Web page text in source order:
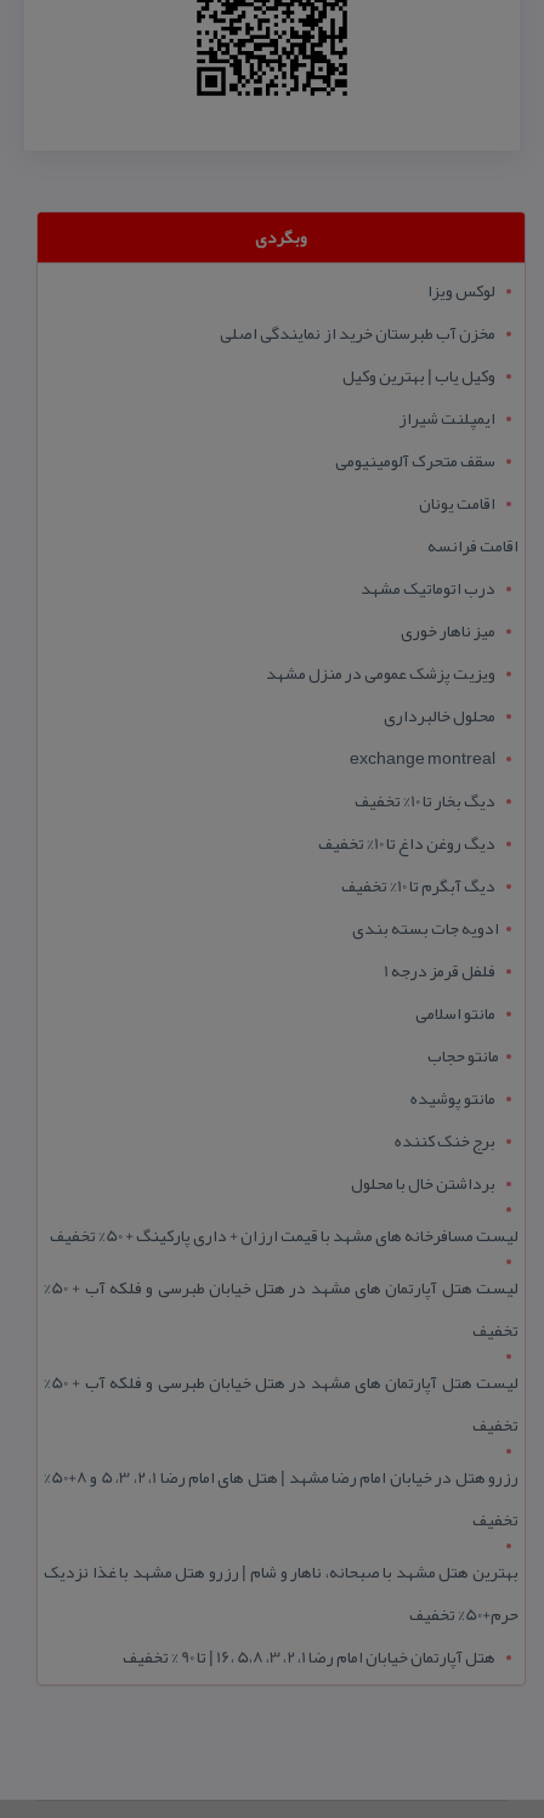
وبگردی
لوکس ویزا
مخزن آب طبرستان خرید از نمایندگی اصلی
وکیل یاب | بهترین وکیل
ایمپلنت شیراز
سقف متحرک آلومینیومی
اقامت یونان
اقامت فرانسه
درب اتوماتیک مشهد
میز ناهار خوری
ویزیت پزشک عمومی در منزل مشهد
محلول خالبرداری
exchange montreal
دیگ بخار تا 10% تخفیف
دیگ روغن داغ تا 10% تخفیف
دیگ آبگرم تا 10% تخفیف
ادویه جات بسته بندی
فلفل قرمز درجه 1
مانتو اسلامی
مانتو حجاب
مانتو پوشیده
برج خنک کننده
برداشتن خال با محلول
لیست مسافرخانه های مشهد با قیمت ارزان + داری پارکینگ + 50% تخفیف
لیست هتل آپارتمان های مشهد در هتل خیابان طبرسی و فلکه آب + 50%
تخفیف
لیست هتل آپارتمان های مشهد در هتل خیابان طبرسی و فلکه آب + 50%
تخفیف
رزرو هتل در خیابان امام رضا مشهد | هتل‌ های امام رضا 1، 2، 3، 5 و 8+50%
تخفیف
بهترین هتل مشهد با صبحانه، ناهار و شام | رزرو هتل مشهد با غذا نزدیک
حرم+50% تخفیف
هتل آپارتمان خیابان امام رضا 1، 2، 3، 5،8 ،16 | تا 90 % تخفیف